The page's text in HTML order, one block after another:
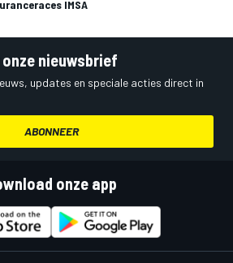
IMSA
nieuwsbrief
updates en speciale acties direct in
ABONNEER
onze app